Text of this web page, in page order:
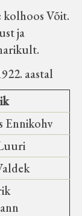
kolhoos Võit.
ja
aastal
Ennikohv